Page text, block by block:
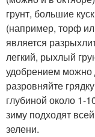
грунт, большие
(например, торф
является
легкий, рыхлый
удобрением можно
разровняйте
глубиной около 1-
зиму подходят
зелени.